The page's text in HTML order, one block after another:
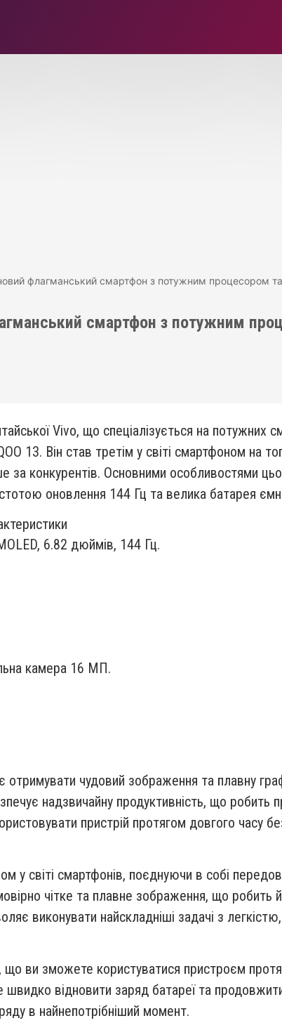
флагманський смартфон з потужним процесором
смартфон з потужним
Vivo, що спеціалізується на потужних
13. Він став третім у світі смартфоном на
за конкурентів. Основними особливостями
оновлення 144 Гц та велика батарея
6.82 дюймів, 144 Гц.
камера 16 МП.
отримувати чудовий зображення та плавну
надзвичайну продуктивність, що робить
пристрій протягом довгого часу
у світі смартфонів, поєднуючи в собі
чітке та плавне зображення, що робить
виконувати найскладніші задачі з
що ви зможете користуватися пристроєм
відновити заряд батареї та
в найнепотрібніший момент.